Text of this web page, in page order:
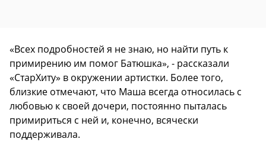
«Всех подробностей я не знаю, но найти путь к
примирению им помог Батюшка», - рассказали
«СтарХиту» в окружении артистки. Более того,
близкие отмечают, что Маша всегда относилась с
любовью к своей дочери, постоянно пыталась
примириться с ней и, конечно, всячески
поддерживала.